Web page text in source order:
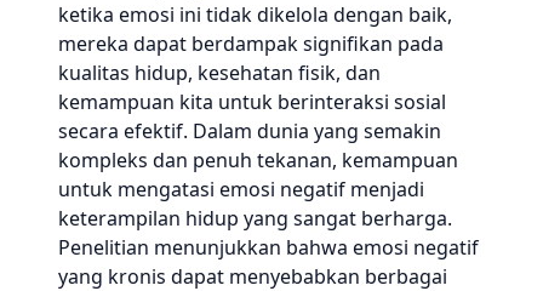
ketika emosi ini tidak dikelola dengan baik,
mereka dapat berdampak signifikan pada
kualitas hidup, kesehatan fisik, dan
kemampuan kita untuk berinteraksi sosial
secara efektif. Dalam dunia yang semakin
kompleks dan penuh tekanan, kemampuan
untuk mengatasi emosi negatif menjadi
keterampilan hidup yang sangat berharga.
Penelitian menunjukkan bahwa emosi negatif
yang kronis dapat menyebabkan berbagai